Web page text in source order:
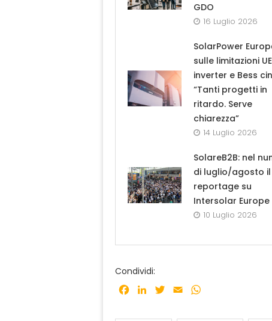
GDO
16 Luglio 2026
SolarPower
sulle limitazioni
inverter e Bess
“Tanti progetti in
ritardo. Serve
chiarezza”
14 Luglio 2026
SolareB2B: nel
di luglio/agosto il
reportage su
Intersolar Europe
10 Luglio 2026
Condividi:
Facebook
LinkedInTwitter
Email